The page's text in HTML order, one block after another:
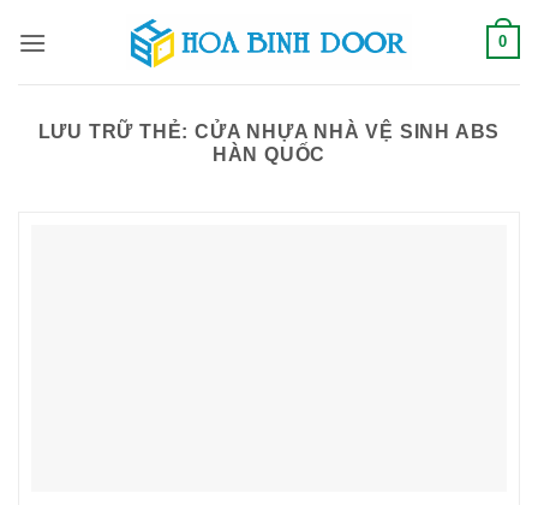
qua
0
LƯU TRỮ THẺ:CỬA NHỰA NHÀ VỆ SINH ABS
HÀN QUỐC